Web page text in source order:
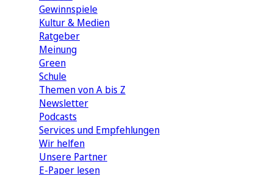
Gewinnspiele
Kultur & Medien
Ratgeber
Meinung
Green
Schule
Themen von A bis Z
Newsletter
Podcasts
Services und Empfehlungen
Wir helfen
Unsere Partner
E-Paper lesen